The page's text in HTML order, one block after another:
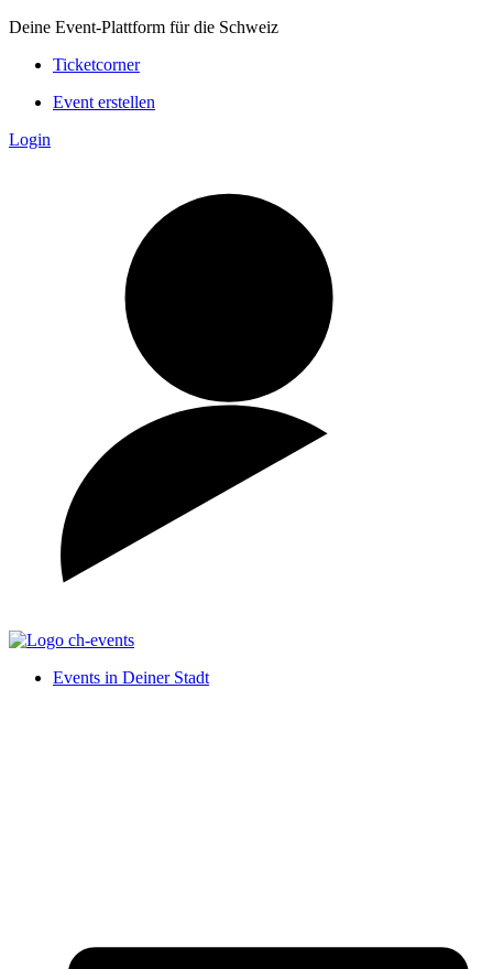
Deine Event-Plattform für die Schweiz
Ticketcorner
Event erstellen
Login
Events in Deiner Stadt